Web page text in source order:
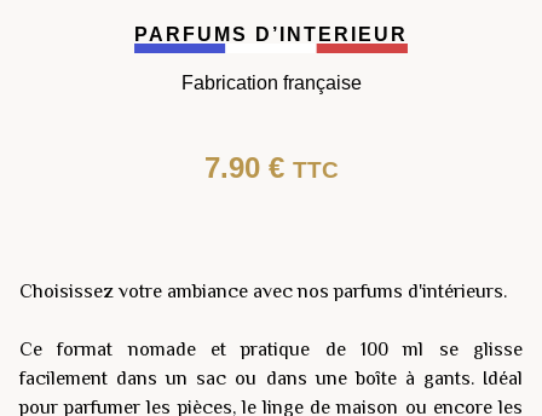
PARFUMS D’INTERIEUR
Fabrication française
7.90 € TTC
Choisissez votre ambiance avec nos parfums d'intérieurs.
Ce format nomade et pratique de 100 ml se glisse
facilement dans un sac ou dans une boîte à gants. Idéal
pour parfumer les pièces, le linge de maison ou encore les